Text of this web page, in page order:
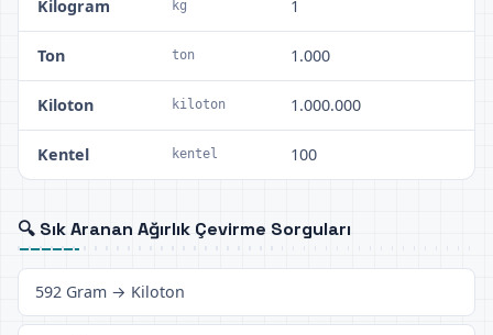
Kilogram kg 1
Ton ton 1.000
Kiloton kiloton 1.000.000
Kentel kentel 100
🔍 Sık Aranan Ağırlık Çevirme Sorguları
592 Gram → Kiloton